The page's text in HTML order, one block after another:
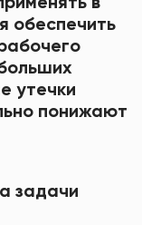
обеспечить
утечки
понижают
задачи